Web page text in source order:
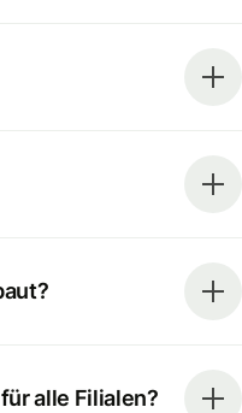
alle Filialen?